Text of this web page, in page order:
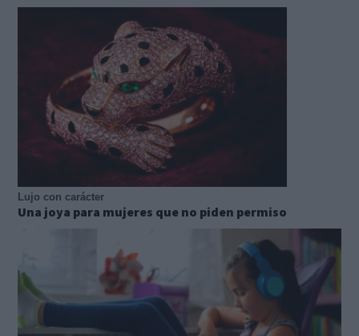
Lujo con carácter
Una joya para mujeres que no piden permiso